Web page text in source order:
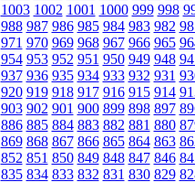
1003 1002 1001 1000 999 998
988 987 986 985 984 983 982
971 970 969 968 967 966 965
954 953 952 951 950 949 948
937 936 935 934 933 932 931
920 919 918 917 916 915 914
903 902 901 900 899 898 897
886 885 884 883 882 881 880
869 868 867 866 865 864 863
852 851 850 849 848 847 846
835 834 833 832 831 830 829